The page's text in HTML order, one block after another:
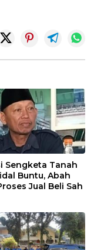
Sengketa Tanah
Buntu, Abah
Jual Beli Sah